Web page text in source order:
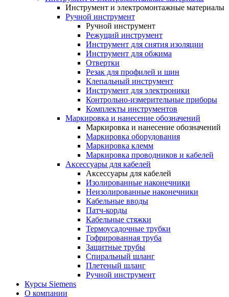
Инструмент и электромонтажные материалы
Ручной инструмент
Ручной инструмент
Режущий инструмент
Инструмент для снятия изоляции
Инструмент для обжима
Отвертки
Резак для профилей и шин
Клепальный инструмент
Инструмент для электроники
Контрольно-измерительные приборы
Комплекты инструментов
Маркировка и нанесение обозначений
Маркировка и нанесение обозначений
Маркировка оборудования
Маркировка клемм
Маркировка проводников и кабелей
Аксессуары для кабелей
Аксессуары для кабелей
Изолированные наконечники
Неизолированные наконечники
Кабельные вводы
Патч-корды
Кабельные стяжки
Термоусадочные трубки
Гофрированная труба
Защитные трубы
Спиральный шланг
Плетеный шланг
Ручной инструмент
Курсы Siemens
О компании